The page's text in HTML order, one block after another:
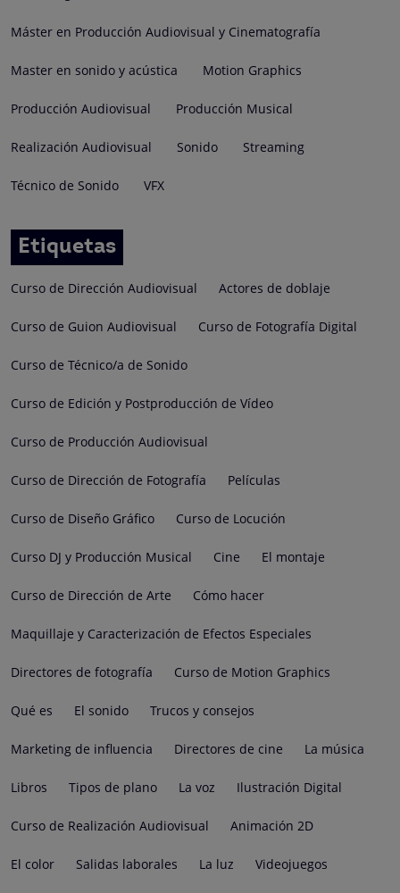
Máster en Producción Audiovisual y Cinematografía
Master en sonido y acústica Motion Graphics
Producción Audiovisual Producción Musical
Realización Audiovisual Sonido Streaming
Técnico de Sonido VFX
Etiquetas
Curso de Dirección Audiovisual Actores de doblaje
Curso de Guion Audiovisual Curso de Fotografía Digital
Curso de Técnico/a de Sonido
Curso de Edición y Postproducción de Vídeo
Curso de Producción Audiovisual
Curso de Dirección de Fotografía Películas
Curso de Diseño Gráfico Curso de Locución
Curso DJ y Producción Musical Cine El montaje
Curso de Dirección de Arte Cómo hacer
Maquillaje y Caracterización de Efectos Especiales
Directores de fotografía Curso de Motion Graphics
Qué es El sonido Trucos y consejos
Marketing de influencia Directores de cine La música
Libros Tipos de plano La voz Ilustración Digital
Curso de Realización Audiovisual Animación 2D
El color Salidas laborales La luz Videojuegos